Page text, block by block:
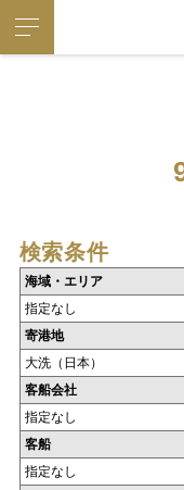
検索条件
海域・エリア
指定なし
寄港地
大洗（日本）
客船会社
指定なし
客船
指定なし